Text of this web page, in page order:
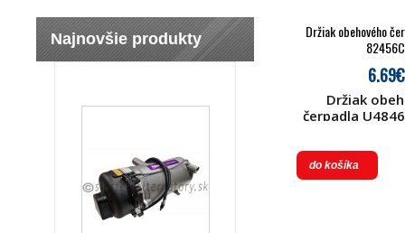
Najnovšie produkty
Držiak obehového
82456C
6.69€
Držiak
čerpadla
do košíka